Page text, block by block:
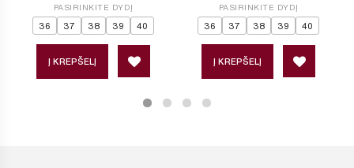
PASIRINKITE DYDĮ
36 37 38 39 40
Į KREPŠELĮ
PASIRINKITE DYDĮ
36 37 38 39 40
Į KREPŠELĮ